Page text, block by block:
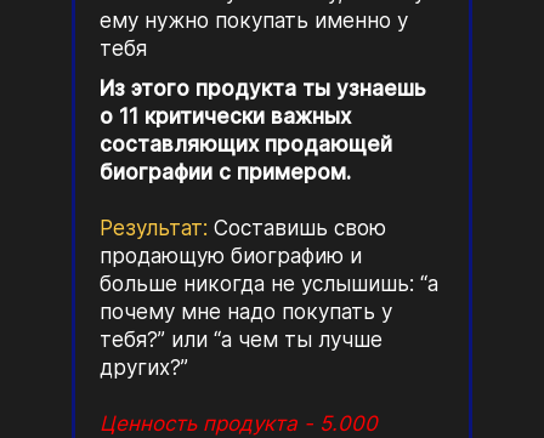
ему нужно покупать именно у
тебя
Из этого продукта ты узнаешь
о 11 критически важных
составляющих продающей
биографии с примером.
Результат: Составишь свою
продающую биографию и
больше никогда не услышишь: “а
почему мне надо покупать у
тебя?” или “а чем ты лучше
других?”
Ценность продукта - 5.000